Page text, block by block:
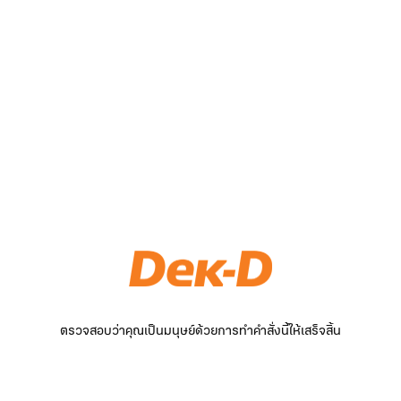
ตรวจสอบว่าคุณเป็นมนุษย์ด้วยการทำคำสั่งนี้ให้เสร็จสิ้น